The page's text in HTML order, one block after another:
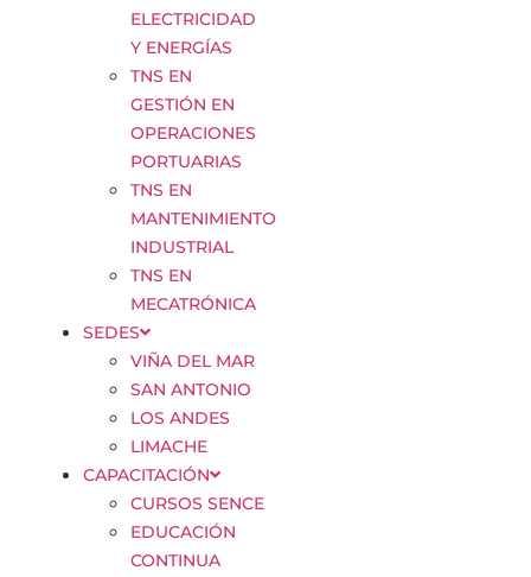
ELECTRICIDAD
Y ENERGÍAS
TNS EN
GESTIÓN EN
OPERACIONES
PORTUARIAS
TNS EN
MANTENIMIENTO
INDUSTRIAL
TNS EN
MECATRÓNICA
SEDES
VIÑA DEL MAR
SAN ANTONIO
LOS ANDES
LIMACHE
CAPACITACIÓN
CURSOS SENCE
EDUCACIÓN
CONTINUA